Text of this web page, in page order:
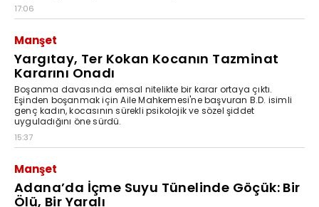
17:06
Manşet
Yargıtay, Ter Kokan Kocanın Tazminat
Kararını Onadı
Boşanma davasında emsal nitelikte bir karar ortaya çıktı.
Eşinden boşanmak için Aile Mahkemesi'ne başvuran B.D. isimli
genç kadın, kocasının sürekli psikolojik ve sözel şiddet
uyguladığını öne sürdü.
15:37
Manşet
Adana’da İçme Suyu Tünelinde Göçük: Bir
Ölü, Bir Yaralı